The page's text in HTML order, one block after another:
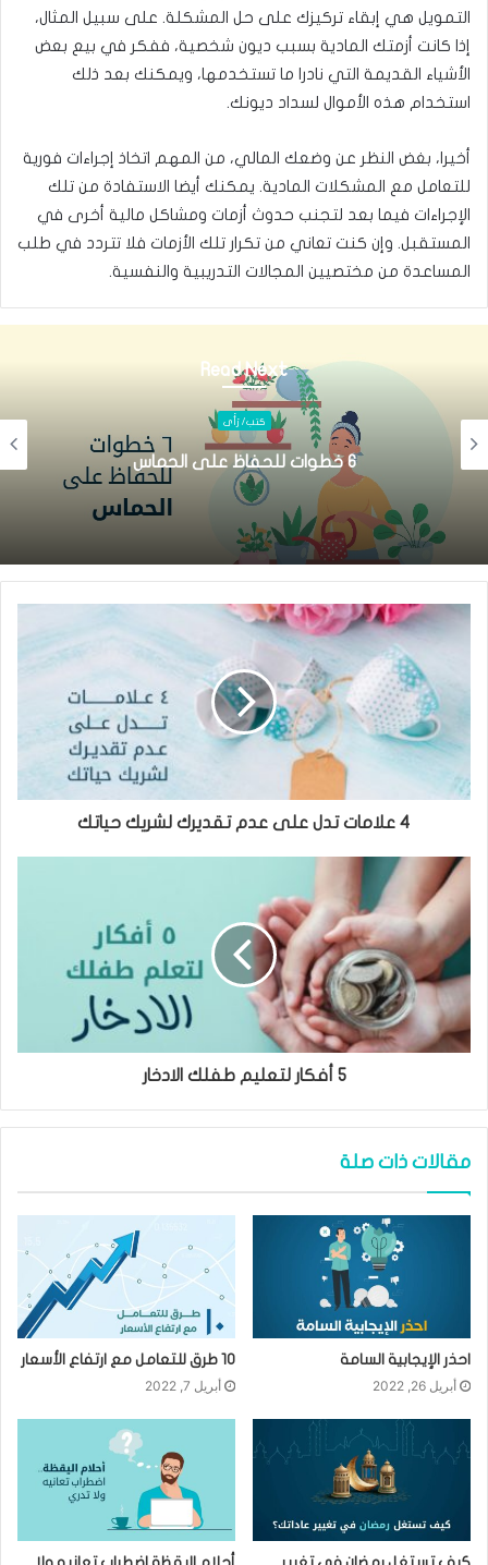
التمويل هي إبقاء تركيزك على حل المشكلة. على سبيل المثال،
إذا كانت أزمتك المادية بسبب ديون شخصية، ففكر في بيع بعض
الأشياء القديمة التي نادرا ما تستخدمها، ويمكنك بعد ذلك
استخدام هذه الأموال لسداد ديونك.
أخيرا، بغض النظر عن وضعك المالي، من المهم اتخاذ إجراءات فورية
للتعامل مع المشكلات المادية. يمكنك أيضا الاستفادة من تلك
الإجراءات فيما بعد لتجنب حدوث أزمات ومشاكل مالية أخرى في
المستقبل. وإن كنت تعاني من تكرار تلك الأزمات فلا تتردد في طلب
المساعدة من مختصيين المجالات التدريبية والنفسية.
Read Next
إدارة حياة
سر قوة رقم ٢٠ في إدارة حياتك
٤ علامات تدل على عدم تقديرك لشريك حياتك
5 أفكار لتعليم طفلك الادخار
مقالات ذات صلة
احذر الإيجابية السامة
أبريل 26, 2022
10 طرق للتعامل مع ارتفاع الأسعار
أبريل 7, 2022